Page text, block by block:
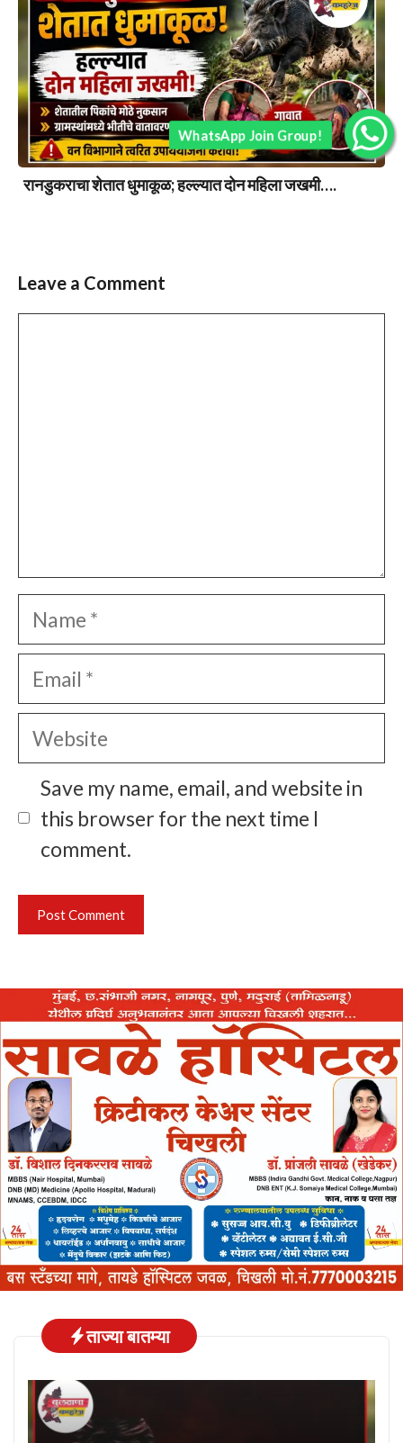
रानडुकराचा शेतात धुमाकूळ; हल्ल्यात दोन महिला जखमी….
Leave a Comment
Name
Email
Website
Save my name, email, and website in
this browser for the next time I
comment.
ताज्या बातम्या
WhatsApp Join Group!